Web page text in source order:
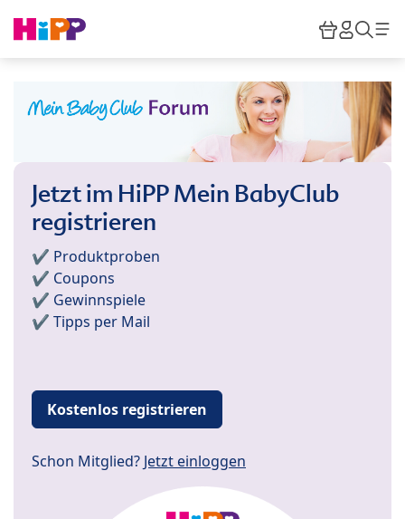
HiPP
Jetzt im HiPP Mein BabyClub
registrieren
✔️ Produktproben
✔️ Coupons
✔️ Gewinnspiele
✔️ Tipps per Mail
Kostenlos registrieren
Schon Mitglied? Jetzt einloggen